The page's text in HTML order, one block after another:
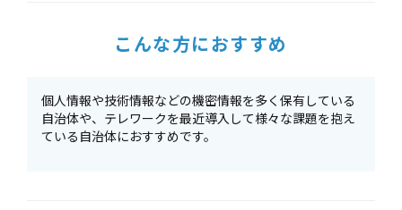
こんな方におすすめ
個人情報や技術情報などの機密情報を多く保有している
自治体や、テレワークを最近導入して様々な課題を抱え
ている自治体におすすめです。